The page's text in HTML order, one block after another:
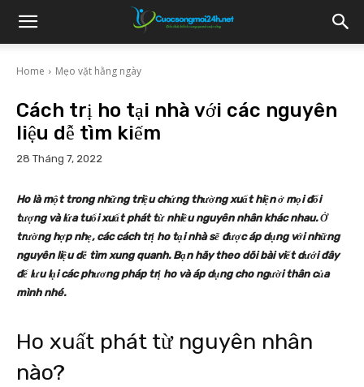
Home Mẹo vặt hằng ngày
Cách trị ho tại nhà với các nguyên
liệu dễ tìm kiếm
28 Tháng 7, 2022
Ho là một trong những triệu chứng thường xuất hiện ở mọi đối
tượng và lứa tuổi xuất phát từ nhiều nguyên nhân khác nhau. Ở
trường hợp nhẹ, các cách trị ho tại nhà sẽ được áp dụng với những
nguyên liệu dễ tìm xung quanh. Bạn hãy theo dõi bài viết dưới đây
để lưu lại các phương pháp trị ho và áp dụng cho người thân của
mình nhé.
Ho xuất phát từ nguyên nhân
nào?